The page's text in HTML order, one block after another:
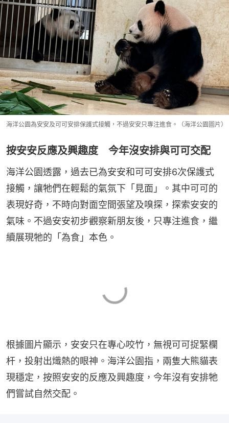
海洋公園為安安及可可安排保護式接觸，不過安安只專注進食。（海洋公園圖片）
按安安反應及興趣度 今年沒安排與可可交配
海洋公園透露，過去已為安安和可可安排6次保護式
接觸，讓牠們在輕鬆的氣氛下「見面」。其中可可的
表現好奇，不時向對面空間張望及嗅探，探索安安的
氣味。不過安安初步觀察新朋友後，只專注進食，繼
續展現牠的「為食」本色。
根據圖片顯示，安安只在專心咬竹，無視可可捉緊欄
杆，投射出熾熱的眼神。海洋公園指，兩隻大熊貓表
現穩定，按照安安的反應及興趣度，今年沒有安排牠
們嘗試自然交配。